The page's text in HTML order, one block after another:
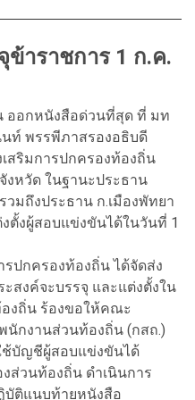
ข้าราชการ 1 ก.ค.
ออกหนังสือด่วนที่สุด ที่ มท
ท์ พรรพีภาสรองอธิบดี
สริมการปกครองท้องถิ่น
งหวัด ในฐานะประธาน
วมถึงประธาน ก.เมืองพัทยา
ตั้งผู้สอบแข่งขันได้ในวันที่ 1
ปกครองท้องถิ่น ได้จัดส่ง
สงค์จะบรรจุ และแต่งตั้งใน
งถิ่น ร้องขอให้คณะ
นักงานส่วนท้องถิ่น (กสถ.)
ช้บัญชีผู้สอบแข่งขันได้
ส่วนท้องถิ่น ดำเนินการ
บัติแนบท้ายหนังสือ